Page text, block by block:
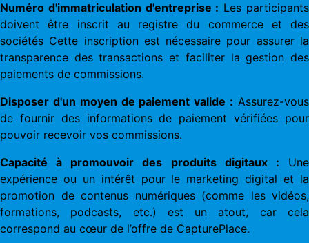
Numéro d'immatriculation d'entreprise : Les participants
doivent être inscrit au registre du commerce et des
sociétés Cette inscription est nécessaire pour assurer la
transparence des transactions et faciliter la gestion des
paiements de commissions.
Disposer d'un moyen de paiement valide : Assurez-vous
de fournir des informations de paiement vérifiées pour
pouvoir recevoir vos commissions.
Capacité à promouvoir des produits digitaux : Une
expérience ou un intérêt pour le marketing digital et la
promotion de contenus numériques (comme les vidéos,
formations, podcasts, etc.) est un atout, car cela
correspond au cœur de l’offre de CapturePlace.